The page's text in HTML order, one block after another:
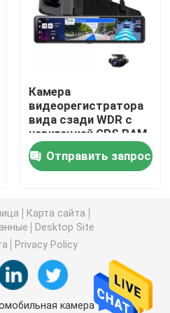
4G
DVR
4K
FHD 1080P
1080P
FI GPS
Камера
видеорегистратора
вида сзади WDR с
навигацией GPS RAM
32G ROM Android 8,1
2G 2G спидометра
Отправить запрос
Карта сайта
Desktop Site
Privacy Policy
камера